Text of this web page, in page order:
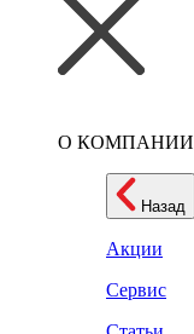
О КОМПАНИИ
Назад
Акции
Сервис